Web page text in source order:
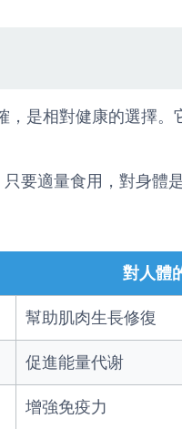
是相對健康的選擇。
要適量食用，對身體
對人體
幫助肌肉生長修復
促進能量代谢
增強免疫力